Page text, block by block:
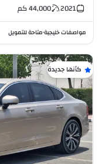
2021
44,000كم
مواصفات خليجية•متاحة للتمويل
كأنها جديدة